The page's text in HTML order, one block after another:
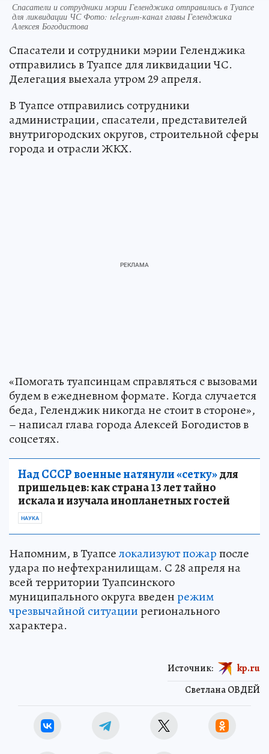
Спасатели и сотрудники мэрии Геленджика отправились в Туапсе
для ликвидации ЧС Фото: telegram-канал главы Геленджика
Алексея Богодистова
Спасатели и сотрудники мэрии Геленджика
отправились в Туапсе для ликвидации ЧС.
Делегация выехала утром 29 апреля.
В Туапсе отправились сотрудники
администрации, спасатели, представителей
внутригородских округов, строительной сферы
города и отрасли ЖКХ.
«Помогать туапсинцам справляться с вызовами
будем в ежедневном формате. Когда случается
беда, Геленджик никогда не стоит в стороне»,
– написал глава города Алексей Богодистов в
соцсетях.
Над СССР военные натянули «сетку»для
пришельцев: как страна 13 лет тайно
искала и изучала инопланетных гостей
НАУКА
Напомним, в Туапселокализуют пожарпосле
удара по нефтехранилищам. С 28 апреля на
всей территории Туапсинского
муниципального округа введенрежим
чрезвычайной ситуациирегионального
характера.
Светлана ОВДЕЙ
Источник: kp.ru